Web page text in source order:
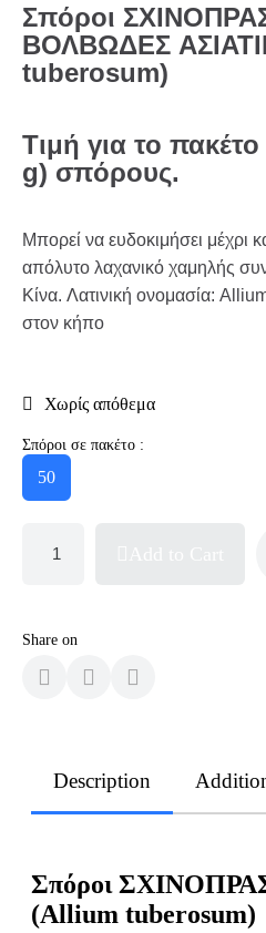
Σπόροι
ΒΟΛΒΩΔΕΣ
tuberosum)
Τιμή για το πακέτο
g) σπόρους.
Μπορεί να ευδοκιμήσει μέχρι
απόλυτο λαχανικό χαμηλής
Κίνα. Λατινική ονομασία:
στον κήπο
Χωρίς απόθεμα
Σπόροι σε πακέτο :
50
Share on
Description
Σπόροι
(Allium tuberosum)